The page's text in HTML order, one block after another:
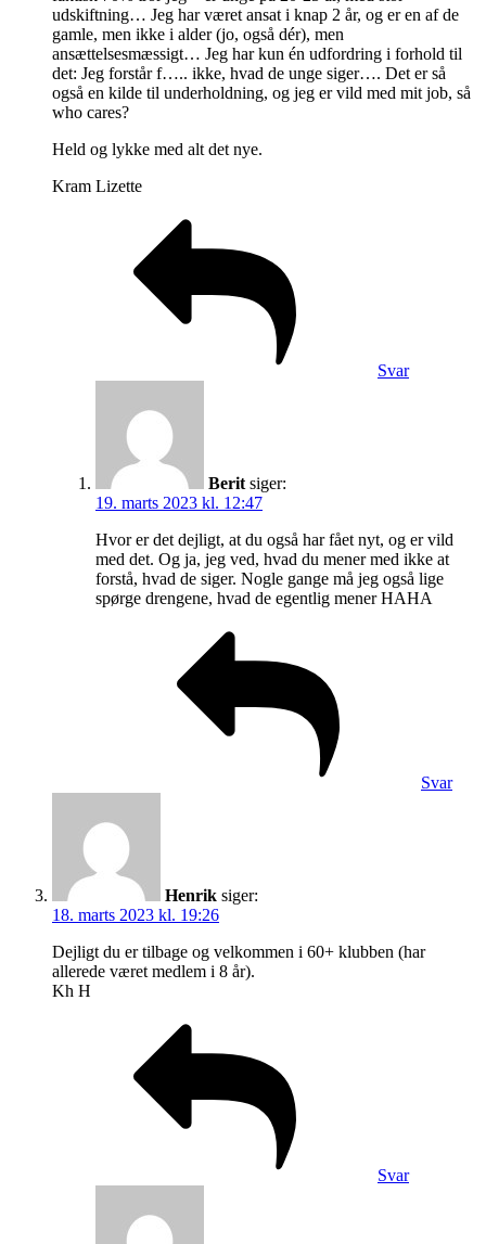
udskiftning… Jeg har været ansat i knap 2 år, og er en af de
gamle, men ikke i alder (jo, også dér), men
ansættelsesmæssigt… Jeg har kun én udfordring i forhold til
det: Jeg forstår f….. ikke, hvad de unge siger…. Det er så
også en kilde til underholdning, og jeg er vild med mit job, så
who cares?
Held og lykke med alt det nye.
Kram Lizette
Svar
Berit siger:
19. marts 2023 kl. 12:47
Hvor er det dejligt, at du også har fået nyt, og er vild
med det. Og ja, jeg ved, hvad du mener med ikke at
forstå, hvad de siger. Nogle gange må jeg også lige
spørge drengene, hvad de egentlig mener HAHA
Svar
Henrik siger:
18. marts 2023 kl. 19:26
Dejligt du er tilbage og velkommen i 60+ klubben (har
allerede været medlem i 8 år).
Kh H
Svar